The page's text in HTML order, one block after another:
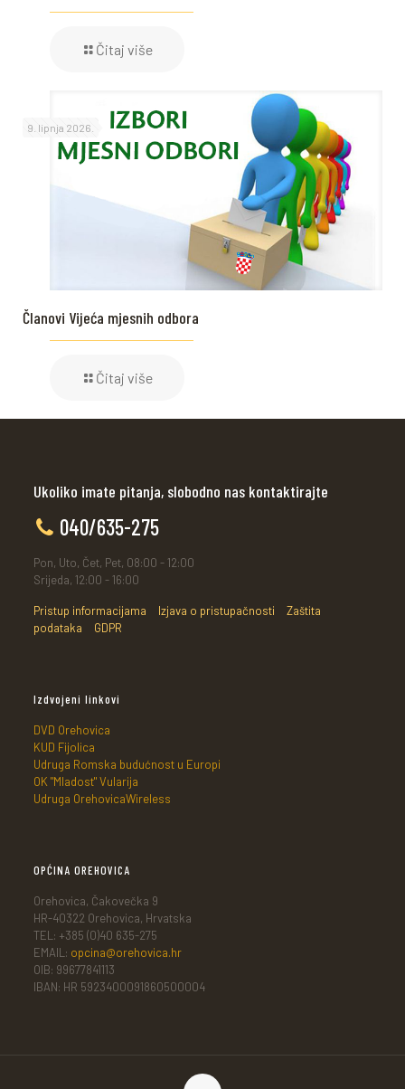
Čitaj više
9. lipnja 2026.
Članovi Vijeća mjesnih odbora
Čitaj više
Ukoliko imate pitanja, slobodno nas kontaktirajte
040/635-275
Pon, Uto, Čet, Pet, 08:00 - 12:00
Srijeda, 12:00 - 16:00
Pristup informacijama Izjava o pristupačnosti
Zaštita
podataka
GDPR
Izdvojeni linkovi
DVD Orehovica
KUD Fijolica
Udruga Romska budućnost u Europi
OK "Mladost" Vularija
Udruga OrehovicaWireless
OPĆINA OREHOVICA
Orehovica, Čakovečka 9
HR-40322 Orehovica, Hrvatska
TEL: +385 (0)40 635-275
EMAIL: opcina@orehovica.hr
OIB: 99677841113
IBAN: HR 5923400091860500004